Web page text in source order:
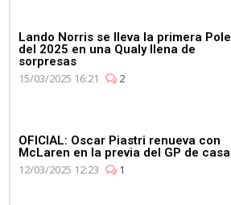
Lando Norris se lleva la primera Pole
del 2025 en una Qualy llena de
sorpresas
15/03/2025 16:21
2
OFICIAL: Oscar Piastri renueva con
McLaren en la previa del GP de casa
12/03/2025 12:23
1